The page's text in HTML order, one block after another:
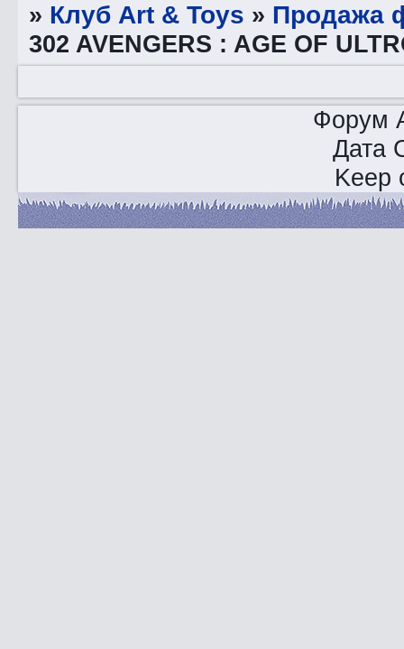
» Клуб Art & Toys » Продажа
302 AVENGERS : AGE OF
Форум
Дата
Keep